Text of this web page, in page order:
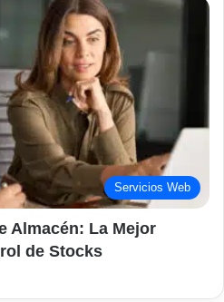
Servicios Web
Almacén: La Mejor
de Stocks